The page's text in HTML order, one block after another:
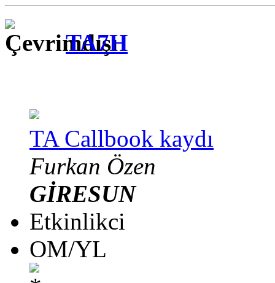
TA7H
TA Callbook kaydı
Furkan Özen
GİRESUN
Etkinlikci
OM/YL